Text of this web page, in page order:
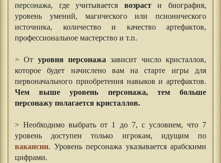
персонажа, где учитывается возрасти биография,
уровень умений, магического или псионического
источника, количество и качество артефактов,
профессиональное мастерство и т.п.
> От уровня персонажа зависит число кристаллов,
которое будет начислено вам на старте игры для
первоначального приобретения навыков и артефактов.
Чем выше уровень персонажа, тем больше
персонажу полагается кристаллов.
> Необходимо выбрать от 1 до 7, с условием, что 7
уровень доступен только игрокам, идущим по
вакансии. Уровень персонажа указывается арабскими
цифрами.